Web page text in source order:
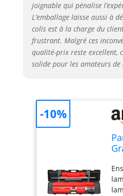
joignable qui pénalise
L’emballage laisse aussi à
colis est à la charge du
frustrant. Malgré ces
qualité-prix reste excellent,
solide pour les amateurs de
-10%